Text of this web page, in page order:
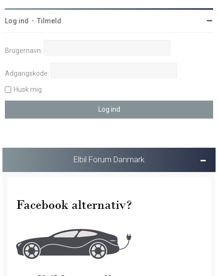
Log ind • Tilmeld
Brugernavn:
Adgangskode:
Husk mig
Elbil Forum Danmark